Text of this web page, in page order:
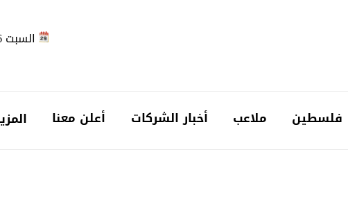
السبت 2026-08-08
فلسطين ملاعب أخبار الشركات أعلن معنا